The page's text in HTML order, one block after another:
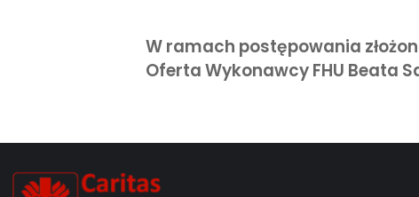
W ramach postępowania
Oferta Wykonawcy FHU Beata